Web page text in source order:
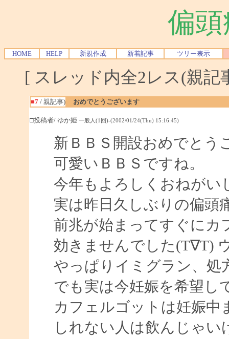
偏
HOME HELP 新規作成 新着記事 ツリー表示
[ スレッド内全2レス(親
■7/ 親記事) おめでとうございます
□投稿者/ ゆか姫 一般人(1回)-(2002/01/24(Thu) 15:16:45)
新ＢＢＳ開設おめでとう
可愛いＢＢＳですね。
今年もよろしくおねがい
実は昨日久しぶりの偏頭
前兆が始まってすぐにカ
効きませんでした(T∇T)
やっぱりイミグラン、処
でも実は今妊娠を希望し
カフェルゴットは妊娠中
しれない人は飲んじゃい